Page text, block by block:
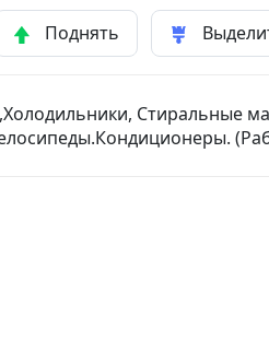
Поднять
Стиральные